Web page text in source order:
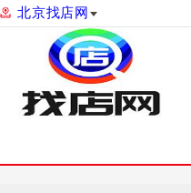
北京找店网